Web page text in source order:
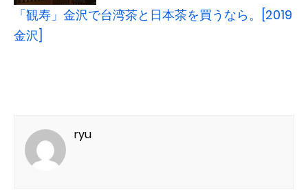
「観寿」金沢で台湾茶と日本茶を買うなら。[2019
金沢]
ryu